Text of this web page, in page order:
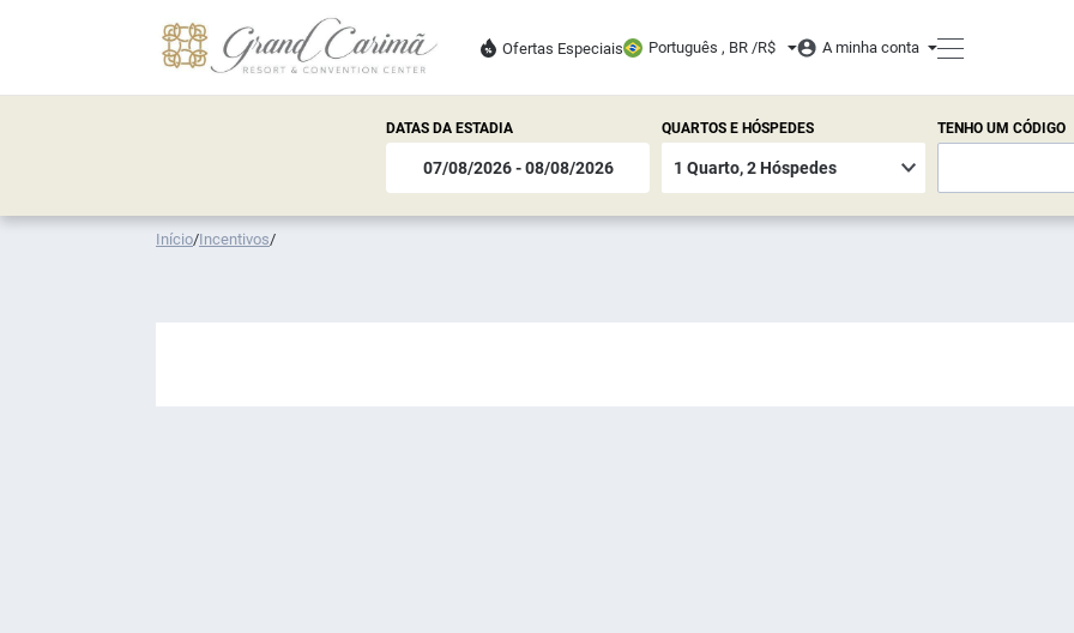
Ofertas Especiais Português , BR /R$ A minha conta
DATAS DA ESTADIA QUARTOS E HÓSPEDES TENHO UM CÓDIGO
Início/Incentivos/